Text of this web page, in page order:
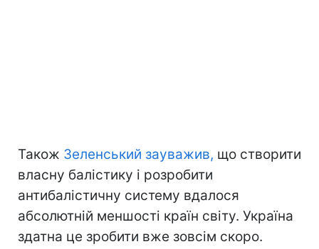
Також Зеленський зауважив, що створити
власну балістику і розробити
антибалістичну систему вдалося
абсолютній меншості країн світу. Україна
здатна це зробити вже зовсім скоро.